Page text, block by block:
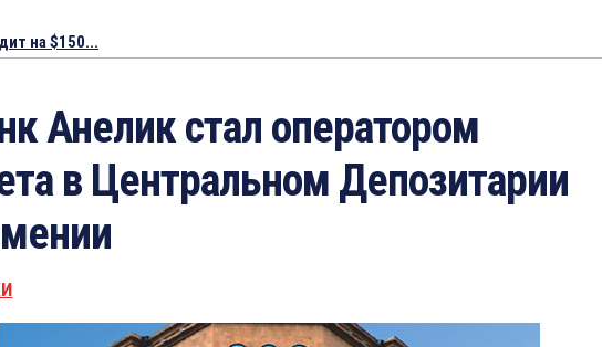
на $150...
Анелик стал оператором
в Центральном Депозитарии